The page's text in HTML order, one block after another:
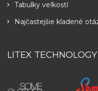
Tabulky veľkostí
Najčastejšie kladené
LITEX TECHNOLOGY